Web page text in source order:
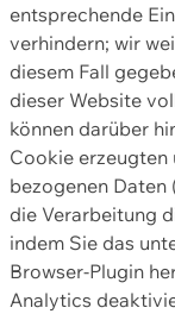
entsprechende
verhindern; wir
diesem Fall
dieser Website
können darüber
Cookie erzeugten
bezogenen Daten
die Verarbeitung
indem Sie das
Browser-Plugin
Analytics